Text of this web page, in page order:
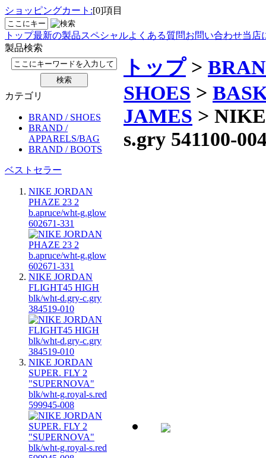
ショッピングカート:[0]項目
トップ最新の製品スペシャルよくある質問お問い合わせ当店
製品検索
カテゴリ
BRAND / SHOES
BRAND /
APPARELS/BAG
BRAND / BOOTS
ベストセラー
NIKE JORDAN
PHAZE 23 2
b.apruce/wht-g.glow
602671-331
NIKE JORDAN
FLIGHT45 HIGH
blk/wht-d.gry-c.gry
384519-010
NIKE JORDAN
SUPER. FLY 2
"SUPERNOVA"
blk/wht-g.royal-s.red
599945-008
トップ>
SHOES >
JAMES >
s.gry 541100-